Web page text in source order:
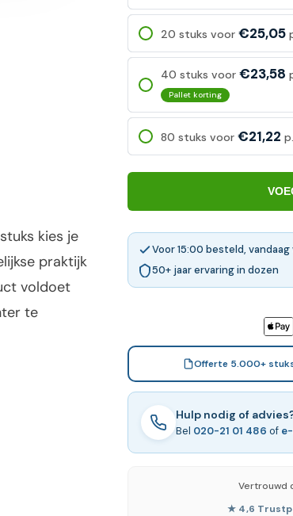
kies je
praktijk
voldoet
te
20 stuks voor €25,05
40 stuks voor €23,58
Pallet korting
80 stuks voor €21,22
Voor 15:00 besteld,
50+ jaar ervaring in dozen
Offerte 5.000+
Hulp nodig of
Bel 020-21 01 486 of
Vertrouwd
★ 4,6